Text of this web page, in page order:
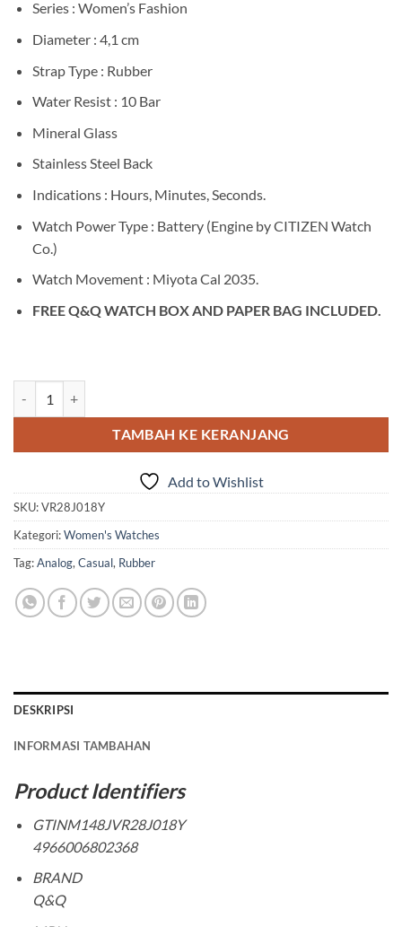
Series : Women’s Fashion
Diameter : 4,1 cm
Strap Type : Rubber
Water Resist : 10 Bar
Mineral Glass
Stainless Steel Back
Indications : Hours, Minutes, Seconds.
Watch Power Type : Battery (Engine by CITIZEN Watch
Co.)
Watch Movement : Miyota Cal 2035.
FREE Q&Q WATCH BOX AND PAPER BAG INCLUDED.
TAMBAH KE KERANJANG
Add to Wishlist
SKU:VR28J018Y
Kategori:Women's Watches
Tag:Analog,Casual, Rubber
DESKRIPSI
INFORMASI TAMBAHAN
Product Identifiers
GTINM148JVR28J018Y
4966006802368
BRAND
Q&Q